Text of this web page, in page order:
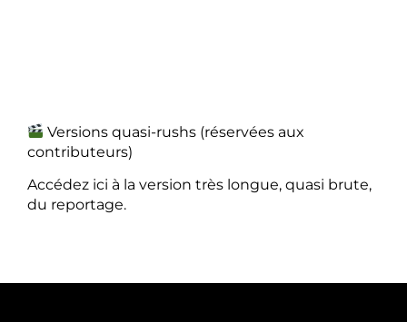
Versions quasi-rushs (réservées aux
contributeurs)
Accédez ici à la version très longue, quasi brute,
du reportage.